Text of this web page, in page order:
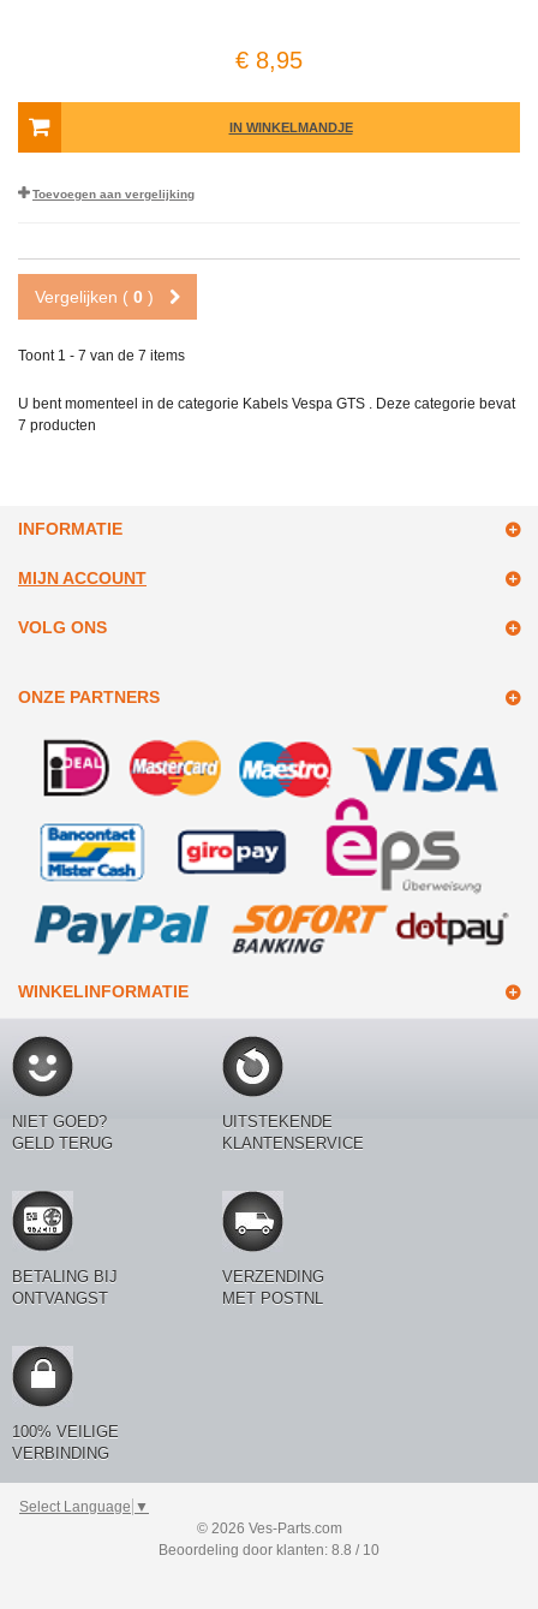
€ 8,95
IN WINKELMANDJE
Toevoegen aan vergelijking
Vergelijken ( 0 )
Toont 1 - 7 van de 7 items
U bent momenteel in de categorie Kabels Vespa GTS . Deze categorie bevat
7 producten
INFORMATIE
MIJN ACCOUNT
VOLG ONS
ONZE PARTNERS
WINKELINFORMATIE
NIET GOED?
GELD TERUG
UITSTEKENDE
KLANTENSERVICE
BETALING BIJ
ONTVANGST
VERZENDING
MET POSTNL
100% VEILIGE
VERBINDING
Select Language ▼
© 2026 Ves-Parts.com
Beoordeling door klanten: 8.8 / 10